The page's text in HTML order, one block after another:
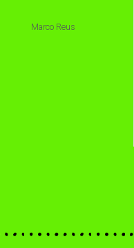
Marco Reus